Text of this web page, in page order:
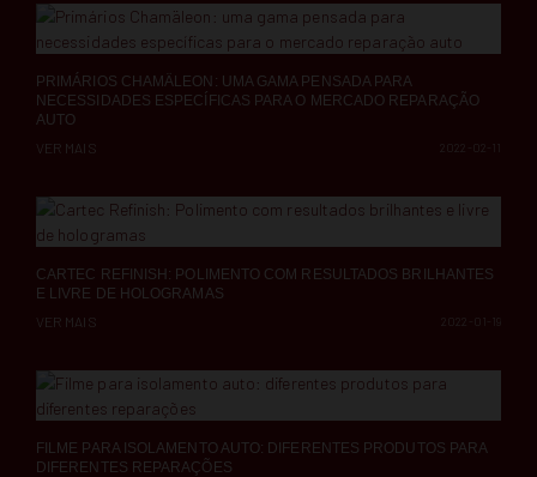
PRIMÁRIOS CHAMÄLEON: UMA GAMA PENSADA PARA
NECESSIDADES ESPECÍFICAS PARA O MERCADO REPARAÇÃO
AUTO
VER MAIS
CARTEC REFINISH: POLIMENTO COM RESULTADOS BRILHANTES
E LIVRE DE HOLOGRAMAS
VER MAIS
FILME PARA ISOLAMENTO AUTO: DIFERENTES PRODUTOS PARA
DIFERENTES REPARAÇÕES